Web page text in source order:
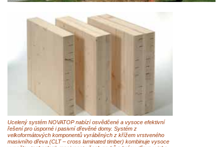
Ucelený systém NOVATOP nabízí osvědčené a vysoce efektivní
řešení pro úsporné i pasivní dřevěné domy. Systém z
velkoformátových komponentů vyráběných z křížem vrstveného
masivního dřeva (CLT – cross laminated timber) kombinuje vysoce